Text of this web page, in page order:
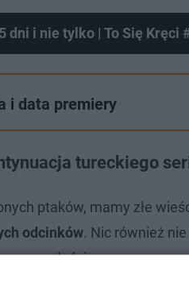
dni i nie tylko | To Się Kręci
i data premiery
tureckiego
ptaków, mamy złe
odcinków. Nic również
przyszłości.